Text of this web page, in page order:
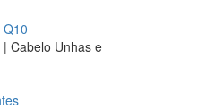
Cabelo Unhas e